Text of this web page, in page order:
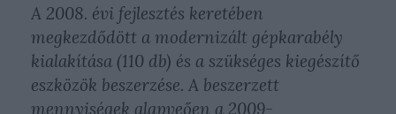
A 2008. évi fejlesztés keretében
megkezdődött a modernizált gépkarabély
kialakítása (110 db) és a szükséges kiegészítő
eszközök beszerzése. A beszerzett
mennyiségek alapveően a 2009-